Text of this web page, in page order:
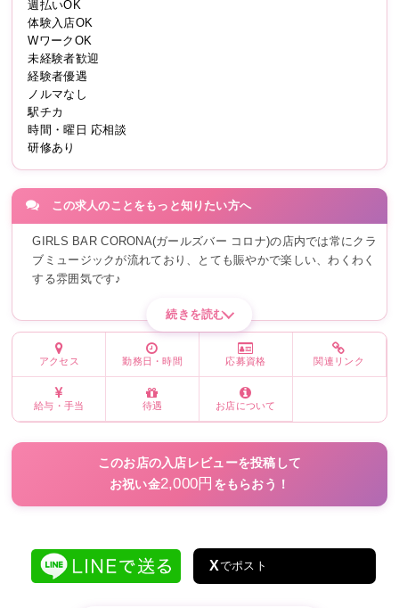
週払いOK
体験入店OK
WワークOK
未経験者歓迎
経験者優遇
ノルマなし
駅チカ
時間・曜日 応相談
研修あり
この求人のことをもっと知りたい方へ
GIRLS BAR CORONA(ガールズバー コロナ)の店内では常にクラ
ブミュージックが流れており、とても賑やかで楽しい、わくわく
する雰囲気です♪
続きを読む
アクセス 勤務日・時間 応募資格 関連リンク
給与・手当 待遇 お店について
このお店の入店レビューを投稿して
お祝い金2,000円 をもらおう！
Xでポスト